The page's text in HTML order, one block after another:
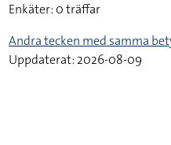
Enkäter: 0 träffar
Andra tecken med samma
Uppdaterat: 2026-08-09